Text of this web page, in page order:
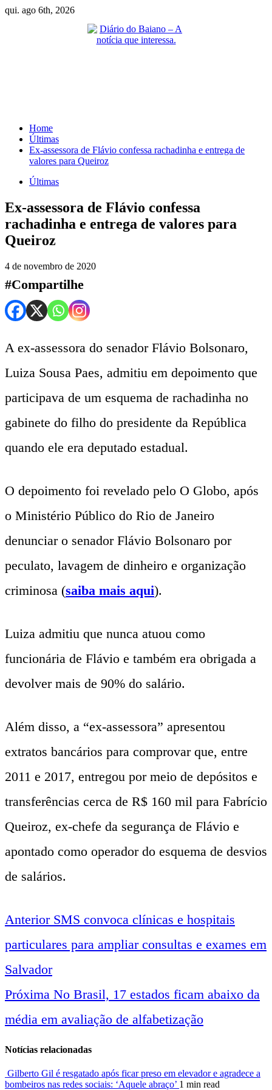
Skip
qui. ago 6th, 2026
Home
Últimas
Ex-assessora de Flávio confessa rachadinha e entrega de
valores para Queiroz
Últimas
Ex-assessora de Flávio confessa
rachadinha e entrega de valores para
Queiroz
4 de novembro de 2020
#Compartilhe
A ex-assessora do senador Flávio Bolsonaro,
Luiza Sousa Paes, admitiu em depoimento que
participava de um esquema de rachadinha no
gabinete do filho do presidente da República
quando ele era deputado estadual.
O depoimento foi revelado pelo O Globo, após
o Ministério Público do Rio de Janeiro
denunciar o senador Flávio Bolsonaro por
peculato, lavagem de dinheiro e organização
criminosa (saiba mais aqui).
Luiza admitiu que nunca atuou como
funcionária de Flávio e também era obrigada a
devolver mais de 90% do salário.
Além disso, a “ex-assessora” apresentou
extratos bancários para comprovar que, entre
2011 e 2017, entregou por meio de depósitos e
transferências cerca de R$ 160 mil para Fabrício
Queiroz, ex-chefe da segurança de Flávio e
apontado como operador do esquema de desvios
de salários.
Navegação
entre
notícias
AnteriorSMS convoca clínicas e hospitais
particulares para ampliar consultas e exames em
Salvador
Próxima No Brasil, 17 estados ficam abaixo da
média em avaliação de alfabetização
Notícias relacionadas
Gilberto Gil é resgatado após ficar preso em elevador e agradece a
bombeiros nas redes sociais: ‘Aquele abraço’ 1 min read